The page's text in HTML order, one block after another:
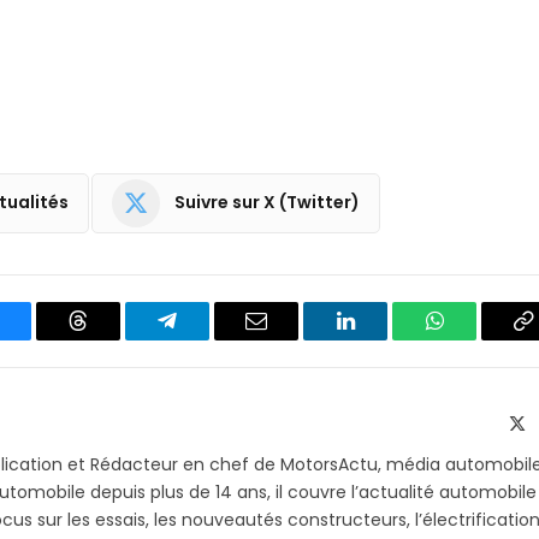
Suivre sur X (Twitter)
Threads
Partager
Email LinkedIn WhatsApp
et Rédacteur en chef de MotorsActu, média
depuis plus de 14 ans, il couvre l’actualité automobile
sur les essais, les nouveautés constructeurs,